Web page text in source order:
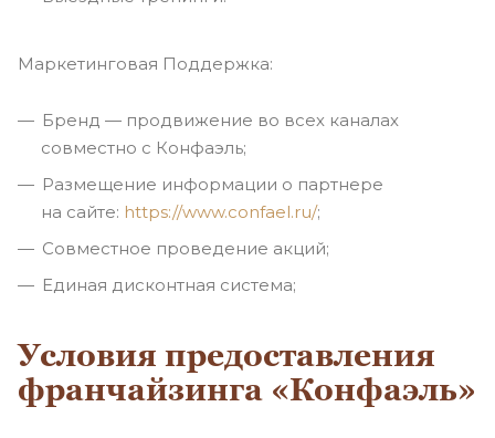
Маркетинговая Поддержка:
Бренд — продвижение во всех каналах
совместно с Конфаэль;
Размещение информации о партнере
на сайте: https://www.confael.ru/;
Совместное проведение акций;
Единая дисконтная система;
Условия предоставления
франчайзинга «Конфаэль»